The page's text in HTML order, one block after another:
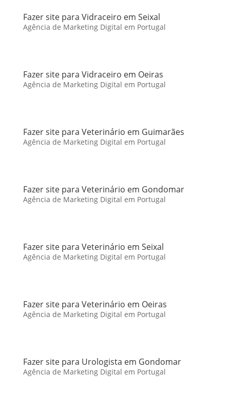
Fazer site para Vidraceiro em Seixal
Agência de Marketing Digital em Portugal
Fazer site para Vidraceiro em Oeiras
Agência de Marketing Digital em Portugal
Fazer site para Veterinário em Guimarães
Agência de Marketing Digital em Portugal
Fazer site para Veterinário em Gondomar
Agência de Marketing Digital em Portugal
Fazer site para Veterinário em Seixal
Agência de Marketing Digital em Portugal
Fazer site para Veterinário em Oeiras
Agência de Marketing Digital em Portugal
Fazer site para Urologista em Gondomar
Agência de Marketing Digital em Portugal